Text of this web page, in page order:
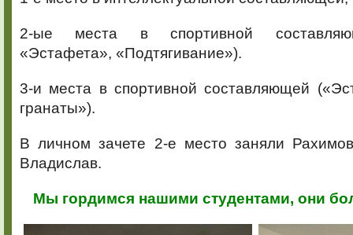
2-ые места в спортивной
«Эстафета», «Подтягивание»).
3-и места в спортивной составляющей
гранаты»).
В личном зачете 2-е место заняли
Владислав.
Мы гордимся нашими студентами, они